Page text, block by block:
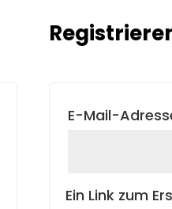
E-Mail-
Ein Link zum